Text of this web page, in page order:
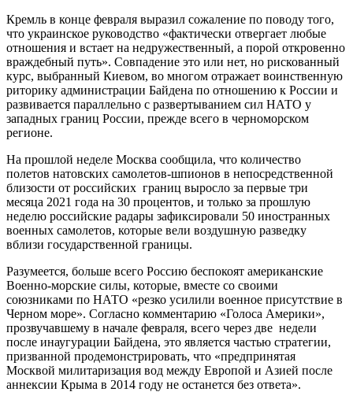
Кремль в конце февраля выразил сожаление по поводу того,
что украинское руководство «фактически отвергает любые
отношения и встает на недружественный, а порой откровенно
враждебный путь». Совпадение это или нет, но рискованный
курс, выбранный Киевом, во многом отражает воинственную
риторику администрации Байдена по отношению к России и
развивается параллельно с развертыванием сил НАТО у
западных границ России, прежде всего в черноморском
регионе.
На прошлой неделе Москва сообщила, что количество
полетов натовских самолетов-шпионов в непосредственной
близости от российских границ выросло за первые три
месяца 2021 года на 30 процентов, и только за прошлую
неделю российские радары зафиксировали 50 иностранных
военных самолетов, которые вели воздушную разведку
вблизи государственной границы.
Разумеется, больше всего Россию беспокоят американские
Военно-морские силы, которые, вместе со своими
союзниками по НАТО «резко усилили военное присутствие в
Черном море». Согласно комментарию «Голоса Америки»,
прозвучавшему в начале февраля, всего через две недели
после инаугурации Байдена, это является частью стратегии,
призванной продемонстрировать, что «предпринятая
Москвой милитаризация вод между Европой и Азией после
аннексии Крыма в 2014 году не останется без ответа».